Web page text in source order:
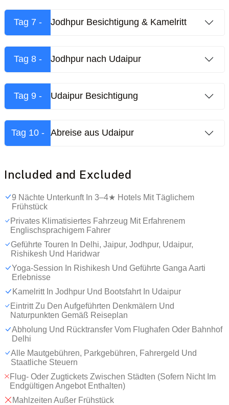
Tag 7 - Jodhpur Besichtigung & Kamelritt
Tag 8 - Jodhpur nach Udaipur
Tag 9 - Udaipur Besichtigung
Tag 10 - Abreise aus Udaipur
Included and Excluded
9 Nächte Unterkunft In 3–4★ Hotels Mit Täglichem
Frühstück
Privates Klimatisiertes Fahrzeug Mit Erfahrenem
Englischsprachigem Fahrer
Geführte Touren In Delhi, Jaipur, Jodhpur, Udaipur,
Rishikesh Und Haridwar
Yoga-Session In Rishikesh Und Geführte Ganga Aarti
Erlebnisse
Kamelritt In Jodhpur Und Bootsfahrt In Udaipur
Eintritt Zu Den Aufgeführten Denkmälern Und
Naturpunkten Gemäß Reiseplan
Abholung Und Rücktransfer Vom Flughafen Oder Bahnhof
Delhi
Alle Mautgebühren, Parkgebühren, Fahrergeld Und
Staatliche Steuern
Flug- Oder Zugtickets Zwischen Städten (sofern Nicht Im
Endgültigen Angebot Enthalten)
Mahlzeiten Außer Frühstück